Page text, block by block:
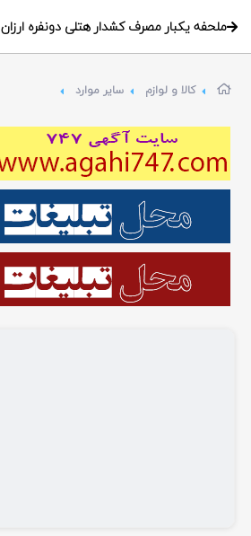
ملحفه یکبار مصرف کشدار هتلی دونفره ارزان
کالا و لوازم سایر موارد